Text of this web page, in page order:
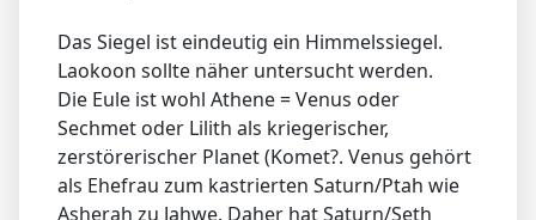
Das Siegel ist eindeutig ein Himmelssiegel.
Laokoon sollte näher untersucht werden.
Die Eule ist wohl Athene = Venus oder
Sechmet oder Lilith als kriegerischer,
zerstörerischer Planet (Komet?. Venus gehört
als Ehefrau zum kastrierten Saturn/Ptah wie
Asherah zu Jahwe. Daher hat Saturn/Seth